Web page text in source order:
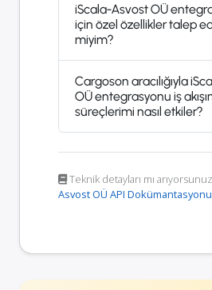
iScala-Asvost OÜ
için özel özellikler talep
miyim?
Cargoson aracılığıyla
OÜ entegrasyonu iş
süreçlerimi nasıl etkiler?
Teknik detayları mı
Asvost OÜ API Dokümantasyonu